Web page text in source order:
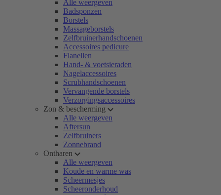
Alle weergeven
Badsponzen
Borstels
Massageborstels
Zelfbruinerhandschoenen
Accessoires pedicure
Flanellen
Hand- & voetsieraden
Nagelaccessoires
Scrubhandschoenen
Vervangende borstels
Verzorgingsaccessoires
Zon & bescherming
Alle weergeven
Aftersun
Zelfbruiners
Zonnebrand
Ontharen
Alle weergeven
Koude en warme was
Scheermesjes
Scheeronderhoud